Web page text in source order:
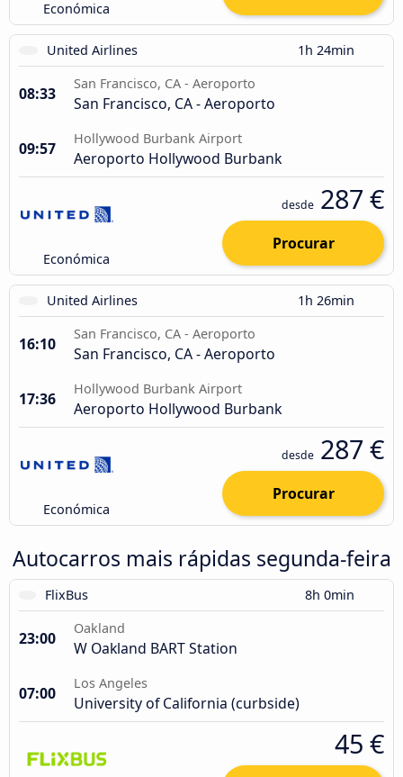
Económica
United Airlines 1h 24min
08:33
San Francisco, CA - Aeroporto
San Francisco, CA - Aeroporto
09:57
Hollywood Burbank Airport
Aeroporto Hollywood Burbank
Económica
desde 287 €
Procurar
United Airlines 1h 26min
16:10
San Francisco, CA - Aeroporto
San Francisco, CA - Aeroporto
17:36
Hollywood Burbank Airport
Aeroporto Hollywood Burbank
Económica
desde 287 €
Procurar
Autocarros mais rápidas segunda-feira
FlixBus 8h 0min
23:00
Oakland
W Oakland BART Station
07:00
Los Angeles
University of California (curbside)
45 €